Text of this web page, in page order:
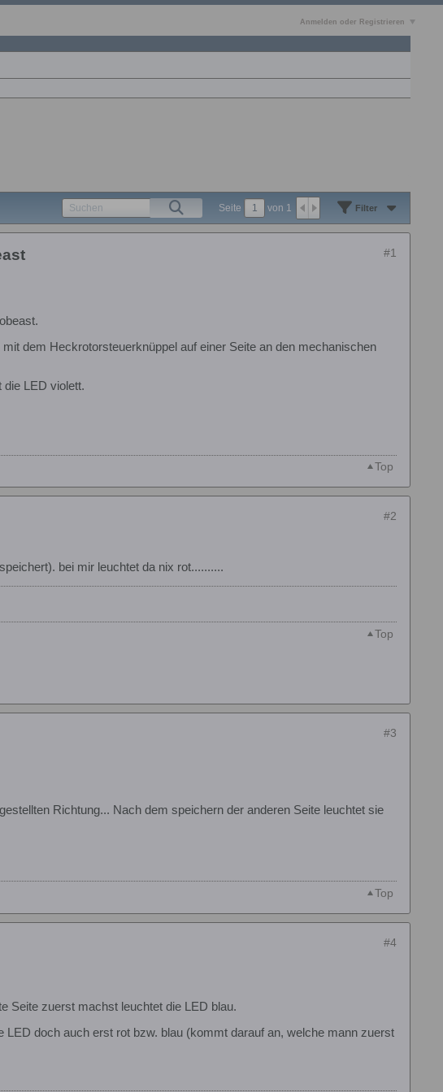
Anmelden oder Registrieren
Seite von 1 Filter
#1
dem Heckrotorsteuerknüppel auf einer Seite an den mechanischen
die LED violett.
Top
#2
bei mir leuchtet da nix rot..........
Top
#3
Richtung... Nach dem speichern der anderen Seite leuchtet sie
Top
#4
Seite zuerst machst leuchtet die LED blau.
doch auch erst rot bzw. blau (kommt darauf an, welche mann zuerst